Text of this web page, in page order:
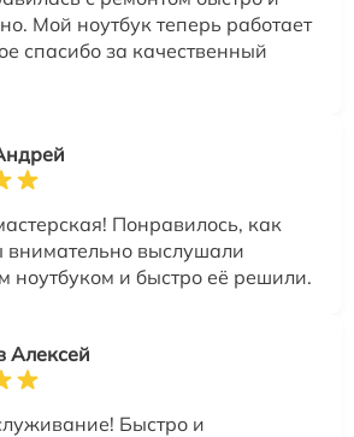
Мой ноутбук теперь работает
спасибо за качественный
Понравилось, как
выслушали
ноутбуком и быстро её решили.
Алексей
Быстро и